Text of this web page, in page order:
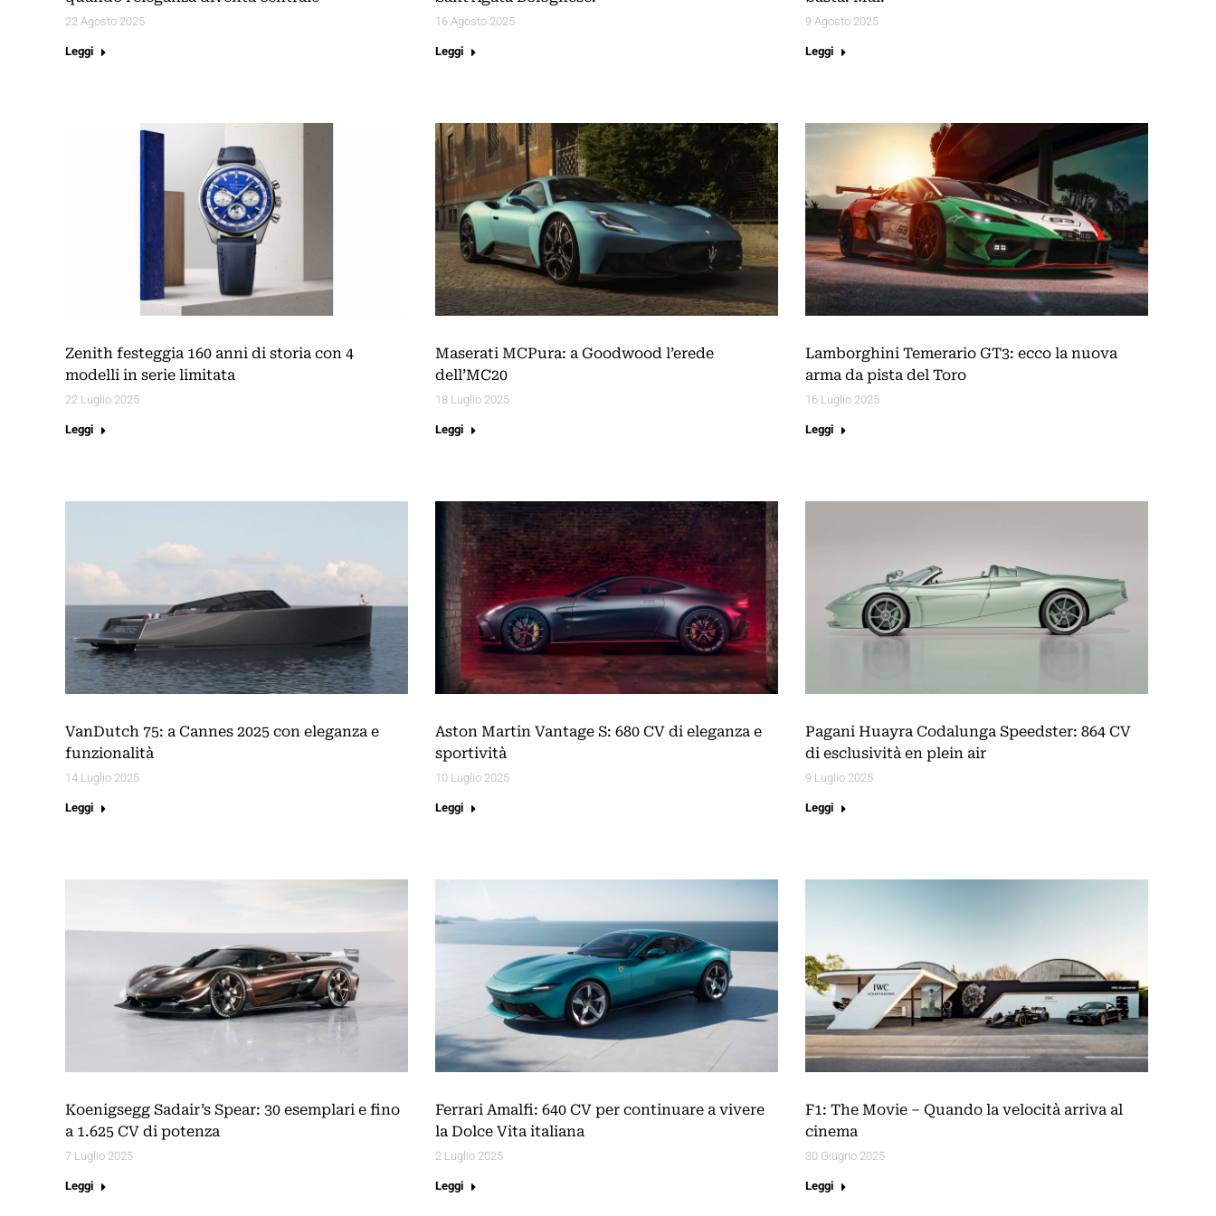
22 Agosto 2025
Leggi
16 Agosto 2025
Leggi
9 Agosto 2025
Leggi
Zenith festeggia 160 anni di storia con 4
modelli in serie limitata
22 Luglio 2025
Leggi
Maserati MCPura: a Goodwood l’erede
dell’MC20
18 Luglio 2025
Leggi
Lamborghini Temerario GT3: ecco la nuova
arma da pista del Toro
16 Luglio 2025
Leggi
VanDutch 75: a Cannes 2025 con eleganza e
funzionalità
14 Luglio 2025
Leggi
Aston Martin Vantage S: 680 CV di eleganza e
sportività
10 Luglio 2025
Leggi
Pagani Huayra Codalunga Speedster: 864 CV
di esclusività en plein air
9 Luglio 2025
Leggi
Koenigsegg Sadair’s Spear: 30 esemplari e fino
a 1.625 CV di potenza
7 Luglio 2025
Leggi
Ferrari Amalfi: 640 CV per continuare a vivere
la Dolce Vita italiana
2 Luglio 2025
Leggi
F1: The Movie – Quando la velocità arriva al
cinema
30 Giugno 2025
Leggi